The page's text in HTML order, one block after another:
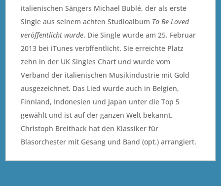
italienischen Sängers Michael Bublé, der als erste
Single aus seinem achten Studioalbum To Be Loved
veröffentlicht wurde. Die Single wurde am 25. Februar
2013 bei iTunes veröffentlicht. Sie erreichte Platz
zehn in der UK Singles Chart und wurde vom
Verband der italienischen Musikindustrie mit Gold
ausgezeichnet. Das Lied wurde auch in Belgien,
Finnland, Indonesien und Japan unter die Top 5
gewählt und ist auf der ganzen Welt bekannt.
Christoph Breithack hat den Klassiker für
Blasorchester mit Gesang und Band (opt.) arrangiert.